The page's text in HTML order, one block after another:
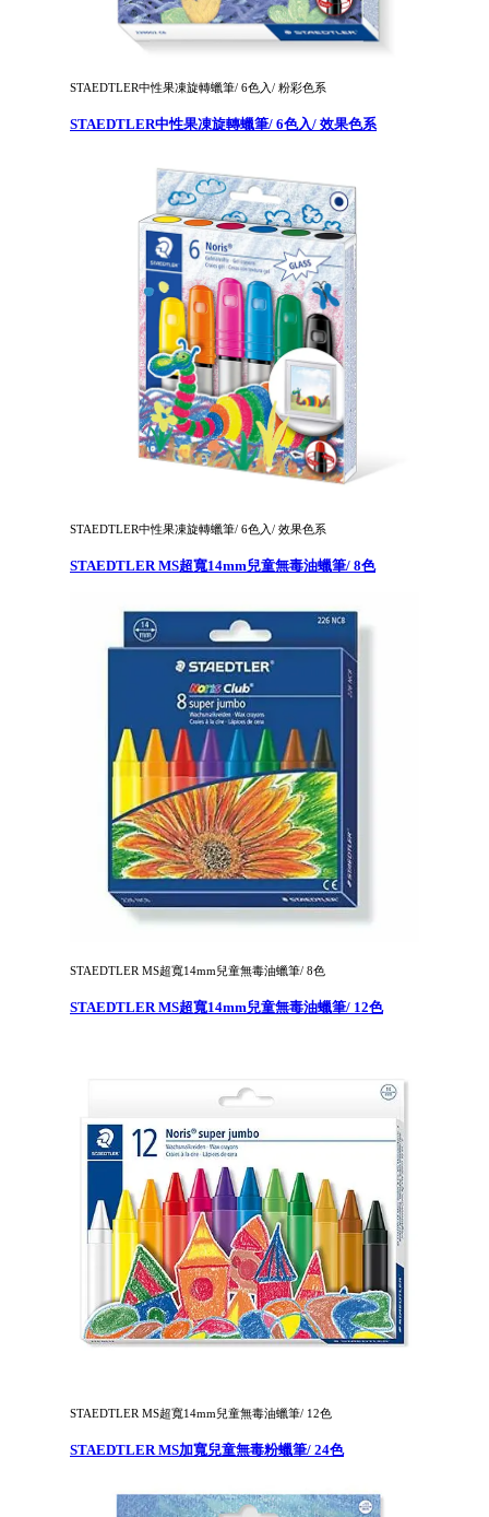
STAEDTLER中性果凍旋轉蠟筆/ 6色入/ 粉彩色系
STAEDTLER中性果凍旋轉蠟筆/ 6色入/ 效果色系
STAEDTLER中性果凍旋轉蠟筆/ 6色入/ 效果色系
STAEDTLER MS超寬14mm兒童無毒油蠟筆/ 8色
STAEDTLER MS超寬14mm兒童無毒油蠟筆/ 8色
STAEDTLER MS超寬14mm兒童無毒油蠟筆/ 12色
STAEDTLER MS超寬14mm兒童無毒油蠟筆/ 12色
STAEDTLER MS加寬兒童無毒粉蠟筆/ 24色